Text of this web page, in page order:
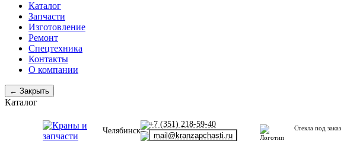
Каталог
Запчасти
Изготовление
Ремонт
Спецтехника
Контакты
О компании
← Закрыть
Каталог
Челябинск
+7 (351) 218-59-40
mail@kranzapchasti.ru
Стекла под заказ